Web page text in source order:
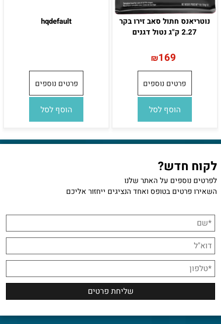
נוטריאנס חתול סאב זירו בקר
2.27 ק"ג נטול דגנים
₪169
פרטים נוספים
הוסף לסל
hqdefault
פרטים נוספים
הוסף לסל
לקוח חדש?
לפרטים נוספים על האתר שלנו
השאירו פרטים בטופס ואחד הנציגים ייחזור אליכם